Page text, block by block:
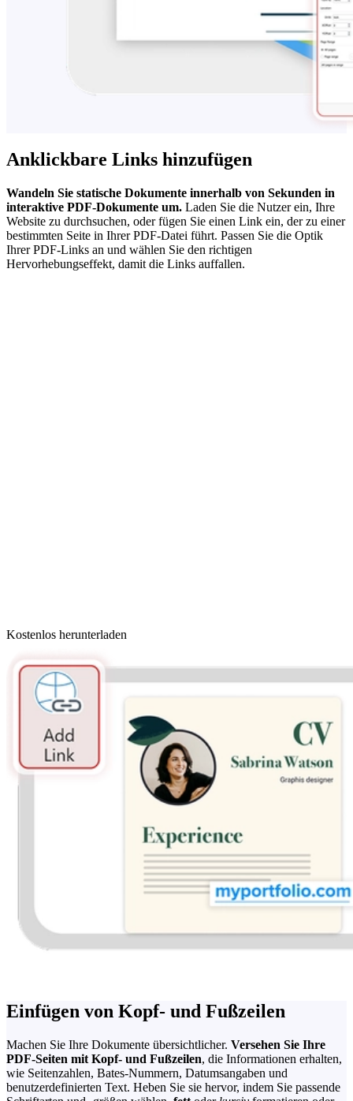
Anklickbare Links hinzufügen
Wandeln Sie statische Dokumente innerhalb von Sekunden in
interaktive PDF-Dokumente um. Laden Sie die Nutzer ein, Ihre
Website zu durchsuchen, oder fügen Sie einen Link ein, der zu einer
bestimmten Seite in Ihrer PDF-Datei führt. Passen Sie die Optik
Ihrer PDF-Links an und wählen Sie den richtigen
Hervorhebungseffekt, damit die Links auffallen.
Kostenlos herunterladen
Einfügen von Kopf- und Fußzeilen
Machen Sie Ihre Dokumente übersichtlicher. Versehen Sie Ihre
PDF-Seiten mit Kopf- und Fußzeilen, die Informationen erhalten,
wie Seitenzahlen, Bates-Nummern, Datumsangaben und
benutzerdefinierten Text. Heben Sie sie hervor, indem Sie passende